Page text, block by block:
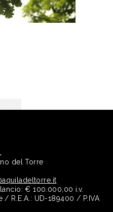
del Torre
€ 100.000,00 i.v.
R.E.A.: UD-189400 / P.IVA